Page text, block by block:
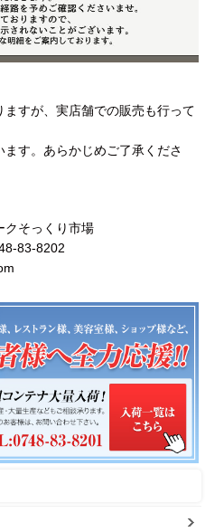
すが、実店舗での販売も行って
す。あらかじめご了承くださ
クそっくり市場
83-8202